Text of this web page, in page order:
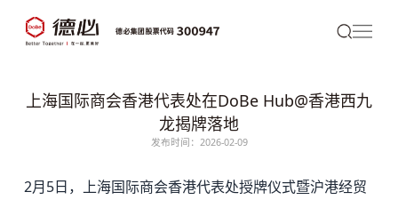
上海国际商会香港代表处在DoBe Hub@香港西九
龙揭牌落地
发布时间：2026-02-09
2月5日，上海国际商会香港代表处授牌仪式暨沪港经贸